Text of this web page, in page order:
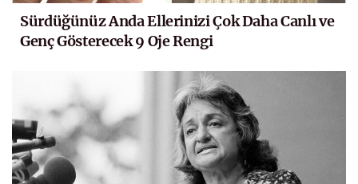
Sürdüğünüz Anda Ellerinizi Çok Daha Canlı ve
Genç Gösterecek 9 Oje Rengi